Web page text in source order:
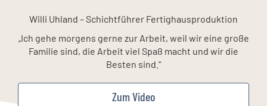
Willi Uhland – Schichtführer Fertighausproduktion
„Ich gehe morgens gerne zur Arbeit, weil wir eine große
Familie sind, die Arbeit viel Spaß macht und wir die
Besten sind.“
Zum Video